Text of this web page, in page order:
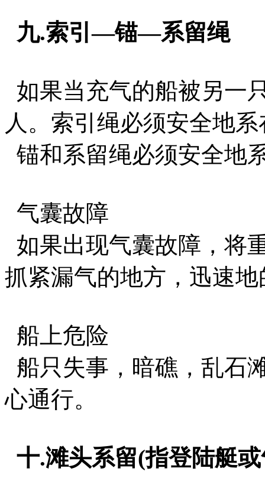
九.索引—锚—系留绳
如果当充气的船被另一
人。索引绳必须安全地
锚和系留绳必须安全地
气囊故障
如果出现气囊故障，将
抓紧漏气的地方，迅速
船上危险
船只失事，暗礁，乱石
心通行。
十.滩头系留(指登陆艇